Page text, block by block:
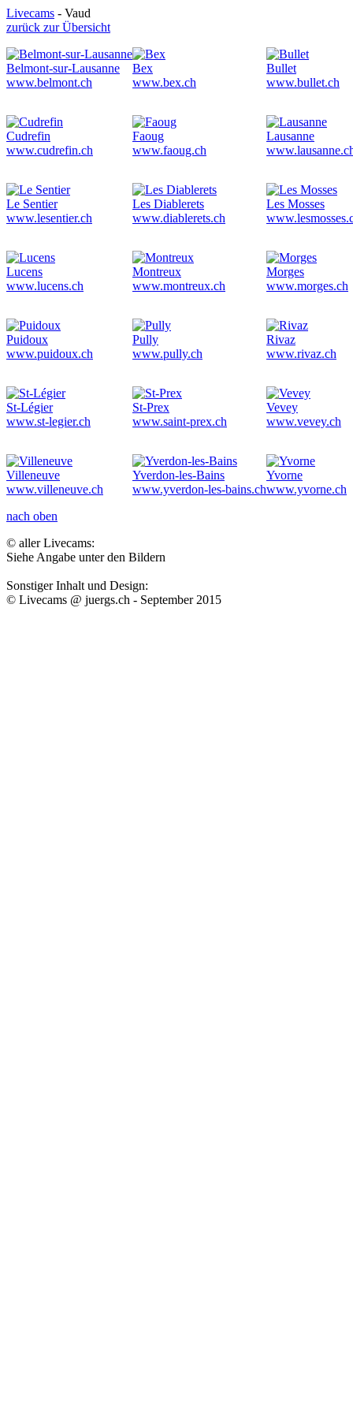
Livecams - Vaud
zurück zur Übersicht
Belmont-sur-Lausanne
www.belmont.ch
Bex
www.bex.ch
Bullet
www.bullet.ch
Cudrefin
www.cudrefin.ch
Faoug
www.faoug.ch
Lausanne
Le Sentier
www.lesentier.ch
Les Diablerets
www.diablerets.ch
Les Mosses
Lucens
www.lucens.ch
Montreux
www.montreux.ch
Morges
www.morges.ch
Puidoux
www.puidoux.ch
Pully
www.pully.ch
Rivaz
www.rivaz.ch
St-Légier
www.st-legier.ch
St-Prex
www.saint-prex.ch
Vevey
www.vevey.ch
Villeneuve
www.villeneuve.ch
Yverdon-les-Bains
www.yverdon-les-bains.ch
Yvorne
www.yvorne.ch
nach oben
© aller Livecams:
Siehe Angabe unter den Bildern
Sonstiger Inhalt und Design:
© Livecams @ juergs.ch - September 2015